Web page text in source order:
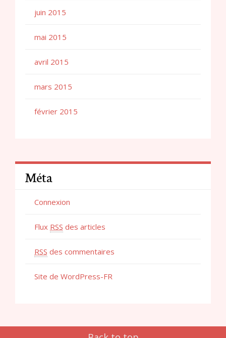
juin 2015
mai 2015
avril 2015
mars 2015
février 2015
Méta
Connexion
Flux RSS des articles
RSS des commentaires
Site de WordPress-FR